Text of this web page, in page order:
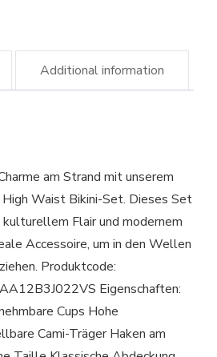
Additional information
am Strand mit unserem
Waist Bikini-Set. Dieses Set
Flair und modernem
Accessoire, um in den Wellen
Produktcode:
Eigenschaften:
Cups Hohe
Cami-Träger Haken am